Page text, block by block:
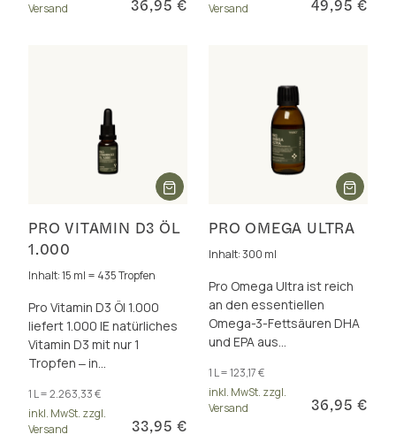
Versand
36,95 €
Versand
49,95 €
PRO VITAMIN D3 ÖL
1.000
Inhalt: 15 ml = 435 Tropfen
Pro Vitamin D3 Öl 1.000
liefert 1.000 IE natürliches
Vitamin D3 mit nur 1
Tropfen ‒ in
Kombination mit Vitamin A
und K2 (all-trans MK-7).
1 L = 2.263,33 €
inkl. MwSt. zzgl.
Versand
33,95 €
PRO OMEGA ULTRA
Inhalt: 300 ml
Pro Omega Ultra ist reich
an den essentiellen
Omega-3-Fettsäuren DHA
und EPA aus
Dorschleberöl, für Gehirn,
Herz und Sehkraft.
1 L = 123,17 €
inkl. MwSt. zzgl.
Versand
36,95 €